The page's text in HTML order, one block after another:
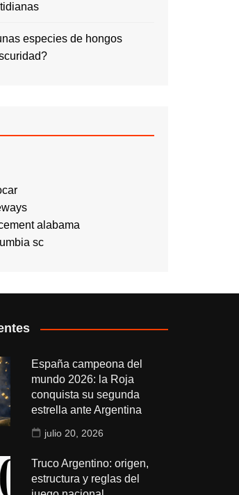
especies de hongos
alabama
sc
España campeona del
mundo 2026: la Roja
conquista su segunda
estrella ante Argentina
julio 20, 2026
Truco Argentino: origen,
estructura y reglas del